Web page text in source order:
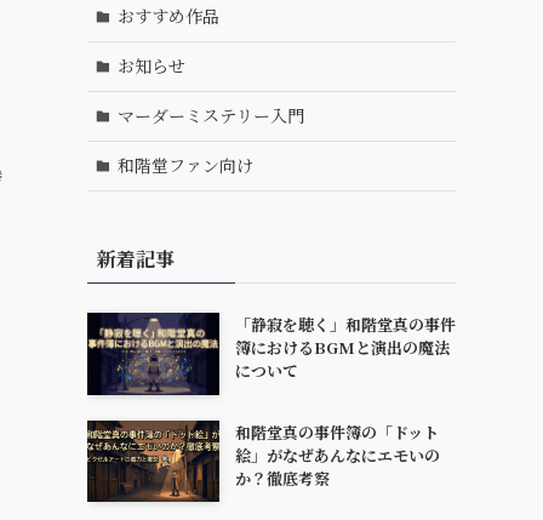
おすすめ作品
お知らせ
マーダーミステリー入門
和階堂ファン向け
新着記事
「静寂を聴く」和階堂真の事件
簿におけるBGMと演出の魔法
について
和階堂真の事件簿の「ドット
絵」がなぜあんなにエモいの
か？徹底考察